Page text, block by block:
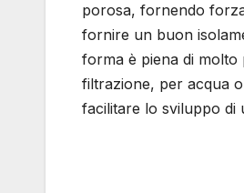
porosa, fornendo
fornire un buon
forma è piena di molto
filtrazione, per acqua
facilitare lo sviluppo di